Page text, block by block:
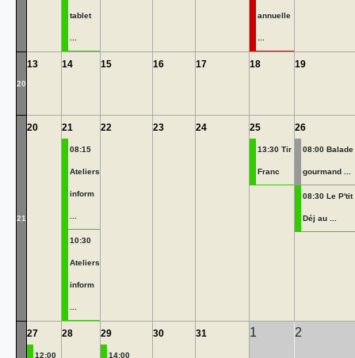
tablet annuelle
20
13 14 15 16 17 18 19
21
20 21
08:15
Ateliers
inform
10:30
Ateliers
inform
22 23 24 25
13:30 Tir
Franc
26
08:00 Balade
gourmand ...
08:30 Le P'tit
Déj au ...
27
12:00
28 29
14:00
30 31 1 2